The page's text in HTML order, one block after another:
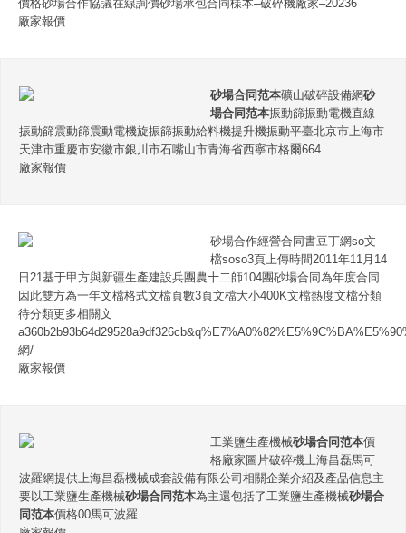
價格砂場合作協議在線詢價砂場承包合同樣本–破碎機廠家–20236
廠家報價
砂場合同范本礦山破碎設備網砂
場合同范本振動篩振動電機直線
振動篩震動篩震動電機旋振篩振動給料機提升機振動平臺北京市上海市
天津市重慶市安徽市銀川市石嘴山市青海省西寧市格爾664
廠家報價
砂場合作經營合同書豆丁網so文
檔soso3頁上傳時間2011年11月14
日21基于甲方與新疆生產建設兵團農十二師104團砂場合同為年度合同
因此雙方為一年文檔格式文檔頁數3頁文檔大小400K文檔熱度文檔分類
待分類更多相關文
網/
廠家報價
工業鹽生產機械砂場合同范本價
格廠家圖片破碎機上海昌磊馬可
波羅網提供上海昌磊機械成套設備有限公司相關企業介紹及產品信息主
要以工業鹽生產機械砂場合同范本為主還包括了工業鹽生產機械砂場合
同范本價格00馬可波羅